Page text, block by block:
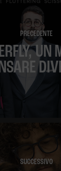
Go To
PRECEDENTE
UN
SUCCESSIVO